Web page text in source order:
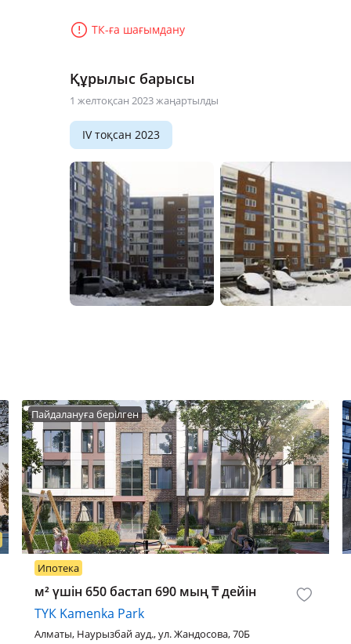
ТК-ға шағымдану
Құрылыс барысы
1 желтоқсан 2023 жаңартылды
IV тоқсан 2023
Пайдалануға берілген
Ипотека
м² үшін 650 бастап 690 мың₸дейін
ТҮК Kamenka Park
Алматы, Наурызбай ауд., ул. Жандосова, 70Б